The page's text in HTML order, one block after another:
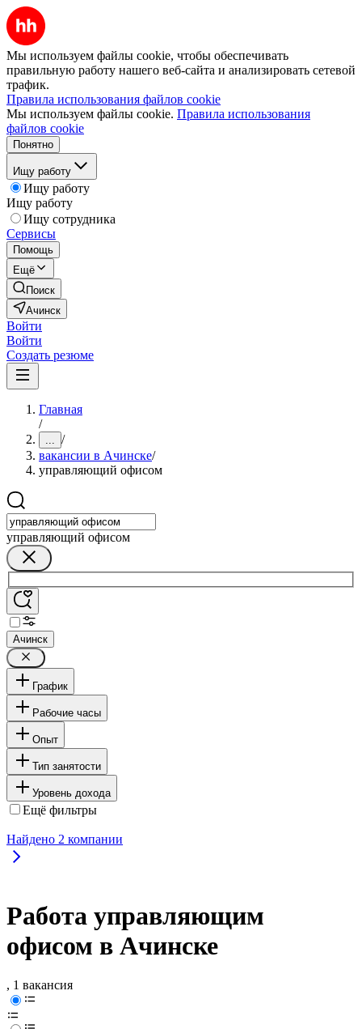
Мы используем файлы cookie, чтобы обеспечивать
правильную работу нашего веб-сайта и анализировать сетевой
трафик.
Правила использования файлов cookie
Мы используем файлы cookie. Правила использования
файлов cookie
Понятно
Ищу работу
Ищу работу
Ищу работу
Ищу сотрудника
Сервисы
Помощь
Ещё
Поиск
Ачинск
Войти
Войти
Создать резюме
Главная
/
... /
вакансии в Ачинске/
управляющий офисом
управляющий офисом
Ачинск
График
Рабочие часы
Опыт
Тип занятости
Уровень дохода
Ещё фильтры
Найдено 2 компании
Работа управляющим
офисом в Ачинске
, 1 вакансия